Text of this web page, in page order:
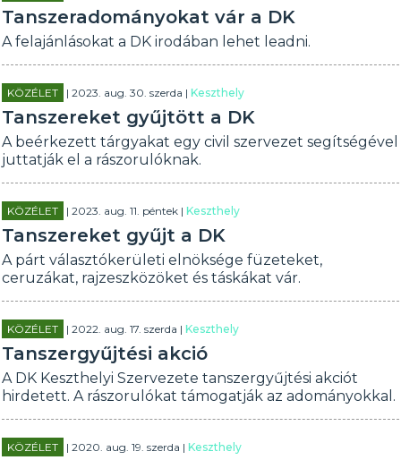
Tanszeradományokat vár a DK
A felajánlásokat a DK irodában lehet leadni.
KÖZÉLET | 2023. aug. 30. szerda |Keszthely
Tanszereket gyűjtött a DK
A beérkezett tárgyakat egy civil szervezet segítségével
juttatják el a rászorulóknak.
KÖZÉLET | 2023. aug. 11. péntek |Keszthely
Tanszereket gyűjt a DK
A párt választókerületi elnöksége füzeteket,
ceruzákat, rajzeszközöket és táskákat vár.
KÖZÉLET | 2022. aug. 17. szerda |Keszthely
Tanszergyűjtési akció
A DK Keszthelyi Szervezete tanszergyűjtési akciót
hirdetett. A rászorulókat támogatják az adományokkal.
KÖZÉLET | 2020. aug. 19. szerda |Keszthely